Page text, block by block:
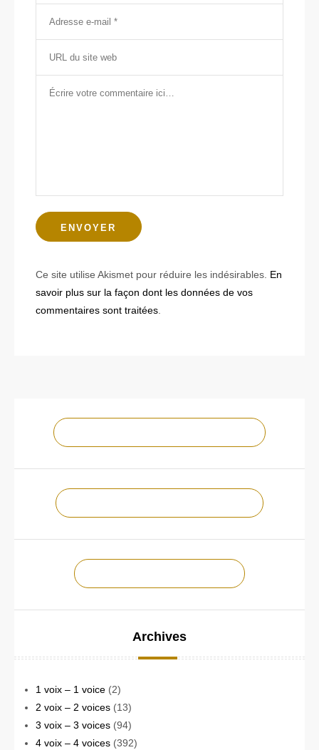
Ce site utilise Akismet pour réduire les indésirables. En
savoir plus sur la façon dont les données de vos
commentaires sont traitées
Archives
1 voix – 1 voice (2)
2 voix – 2 voices (13)
3 voix – 3 voices (94)
4 voix – 4 voices (392)